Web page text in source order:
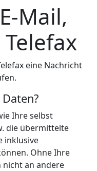
Mail,
eine Nachricht
Ihre selbst
die übermittelte
inklusive
Ohne Ihre
nicht an andere